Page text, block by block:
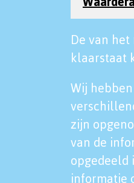
De van
klaarstaat
Wij
zijn
van de
opgedeeld
informatie